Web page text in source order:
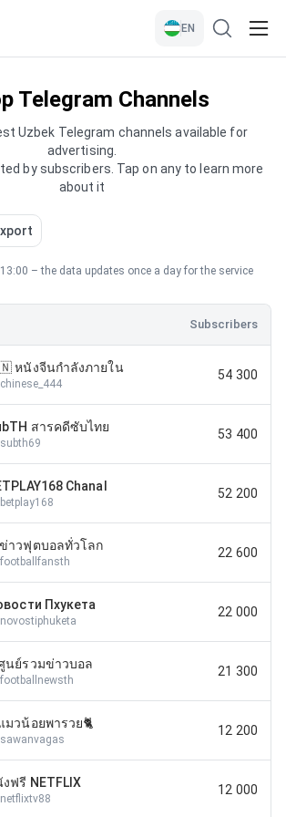
EN
Telegram Channels
Uzbek Telegram channels available for
advertising.
by subscribers. Tap on any to learn more
about it
– the data updates once a day for the service
Subscribers
หนังจีนกำลังภายใน
chinese_444
54 300
สารคดีซับไทย
subth69
53 400
Chanal
betplay168
52 200
าวฟุตบอลทั่วโลก
footballfansth
22 600
Пхукета
novostiphuketa
22 000
นย์รวมข่าวบอล
footballnewsth
21 300
มวน้อยพารวย🐈
sawanvagas
12 200
ฟรี NETFLIX
netflixtv88
12 000